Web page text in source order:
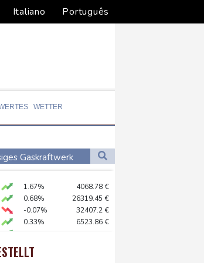
Italiano Português
WETTER
11 °CGaskraftwerk
1.67% 4068.78 €
0.68% 26319.45 €
-0.07% 32407.2 €
0.33% 6523.86 €
0.32%
2.28%